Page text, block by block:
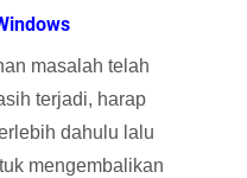
masalah telah
terjadi, harap
dahulu lalu
mengembalikan